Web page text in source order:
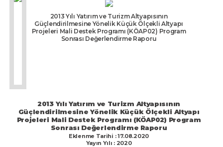
2013 Yılı Yatırım ve Turizm Altyapısının
Güçlendirilmesine Yönelik Küçük Ölçekli Altyapı
Projeleri Mali Destek Programı (KÖAP02) Program
Sonrası Değerlendirme Raporu
2013 Yılı Yatırım ve Turizm Altyapısının
Güçlendirilmesine Yönelik Küçük Ölçekli Altyapı
Projeleri Mali Destek Programı (KÖAP02) Program
Sonrası Değerlendirme Raporu
Eklenme Tarihi : 17.08.2020
Yayın Yılı : 2020